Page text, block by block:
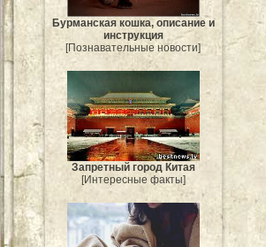
Бурманская кошка, описание и
инструкция
[Познавательные новости]
Запретный город Китая
[Интересные факты]